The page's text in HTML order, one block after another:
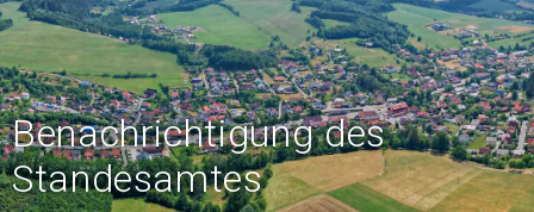
Benachrichtigung des
Standesamtes